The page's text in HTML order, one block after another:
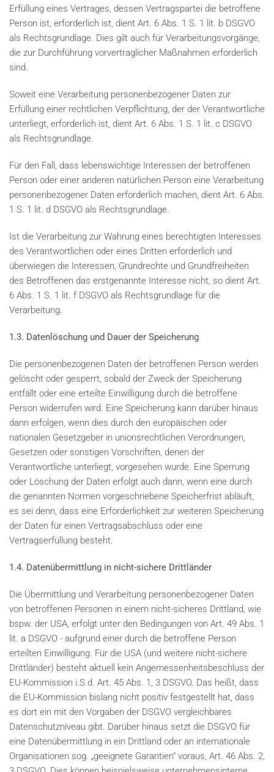
Erfüllung eines Vertrages, dessen Vertragspartei die betroffene
Person ist, erforderlich ist, dient Art. 6 Abs. 1 S. 1 lit. b DSGVO
als Rechtsgrundlage. Dies gilt auch für Verarbeitungsvorgänge,
die zur Durchführung vorvertraglicher Maßnahmen erforderlich
sind.
Soweit eine Verarbeitung personenbezogener Daten zur
Erfüllung einer rechtlichen Verpflichtung, der der Verantwortliche
unterliegt, erforderlich ist, dient Art. 6 Abs. 1 S. 1 lit. c DSGVO
als Rechtsgrundlage.
Für den Fall, dass lebenswichtige Interessen der betroffenen
Person oder einer anderen natürlichen Person eine Verarbeitung
personenbezogener Daten erforderlich machen, dient Art. 6 Abs.
1 S. 1 lit. d DSGVO als Rechtsgrundlage.
Ist die Verarbeitung zur Wahrung eines berechtigten Interesses
des Verantwortlichen oder eines Dritten erforderlich und
überwiegen die Interessen, Grundrechte und Grundfreiheiten
des Betroffenen das erstgenannte Interesse nicht, so dient Art.
6 Abs. 1 S. 1 lit. f DSGVO als Rechtsgrundlage für die
Verarbeitung.
1.3. Datenlöschung und Dauer der Speicherung
Die personenbezogenen Daten der betroffenen Person werden
gelöscht oder gesperrt, sobald der Zweck der Speicherung
entfällt oder eine erteilte Einwilligung durch die betroffene
Person widerrufen wird. Eine Speicherung kann darüber hinaus
dann erfolgen, wenn dies durch den europäischen oder
nationalen Gesetzgeber in unionsrechtlichen Verordnungen,
Gesetzen oder sonstigen Vorschriften, denen der
Verantwortliche unterliegt, vorgesehen wurde. Eine Sperrung
oder Löschung der Daten erfolgt auch dann, wenn eine durch
die genannten Normen vorgeschriebene Speicherfrist abläuft,
es sei denn, dass eine Erforderlichkeit zur weiteren Speicherung
der Daten für einen Vertragsabschluss oder eine
Vertragserfüllung besteht.
1.4. Datenübermittlung in nicht-sichere Drittländer
Die Übermittlung und Verarbeitung personenbezogener Daten
von betroffenen Personen in einem nicht-sicheres Drittland, wie
bspw. der USA, erfolgt unter den Bedingungen von Art. 49 Abs. 1
lit. a DSGVO - aufgrund einer durch die betroffene Person
erteilten Einwilligung. Für die USA (und weitere nicht-sichere
Drittländer) besteht aktuell kein Angemessenheitsbeschluss der
EU-Kommission i.S.d. Art. 45 Abs. 1, 3 DSGVO. Das heißt, dass
die EU-Kommission bislang nicht positiv festgestellt hat, dass
es dort ein mit den Vorgaben der DSGVO vergleichbares
Datenschutzniveau gibt. Darüber hinaus setzt die DSGVO für
eine Datenübermittlung in ein Drittland oder an internationale
Organisationen sog. „geeignete Garantien“ voraus, Art. 46 Abs. 2,